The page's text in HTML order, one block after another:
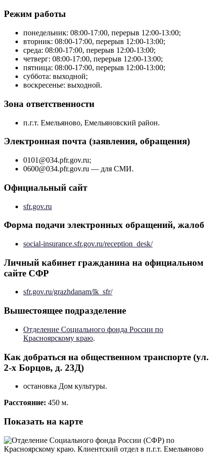
Режим работы
понедельник: 08:00-17:00, перерыв 12:00-13:00;
вторник: 08:00-17:00, перерыв 12:00-13:00;
среда: 08:00-17:00, перерыв 12:00-13:00;
четверг: 08:00-17:00, перерыв 12:00-13:00;
пятница: 08:00-17:00, перерыв 12:00-13:00;
суббота: выходной;
воскресенье: выходной.
Зона ответственности
п.г.т. Емельяново, Емельяновский район.
Электронная почта (заявления, обращения)
0101@034.pfr.gov.ru;
0600@034.pfr.gov.ru — для СМИ.
Официальный сайт
sfr.gov.ru
Форма подачи электронных обращений, жалоб
social-insurance.sfr.gov.ru/reception_desk/
Личный кабинет гражданина на официальном
сайте СФР
sfr.gov.ru/grazhdanam/lk_sfr/
Вышестоящее подразделение
Отделение Социального фонда России по
Красноярскому краю.
Как добраться на общественном транспорте (ул.
2-х Борцов, д. 23Д)
остановка Дом культуры.
Расстояние: 450 м.
Показать на карте